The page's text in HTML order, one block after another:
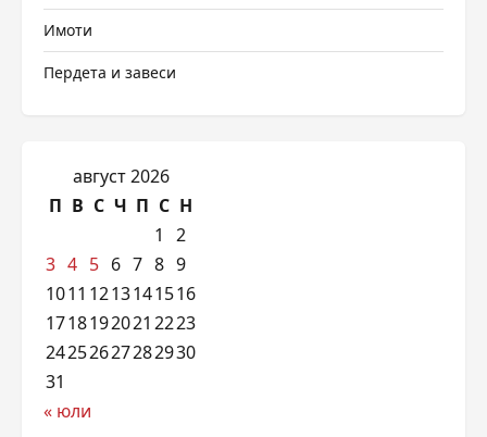
Имоти
Пердета и завеси
август 2026
П В С Ч П С Н
1
2
3 4 5 6 7 8 9
1011 1213141516
1718192021 2223
24252627282930
31
« юли